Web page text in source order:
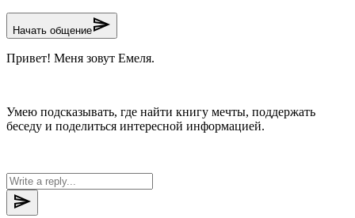
Начать общениеsend
Привет! Меня зовут Емеля.
Умею подсказывать, где найти книгу мечты, поддержать
беседу и поделиться интересной информацией.
send